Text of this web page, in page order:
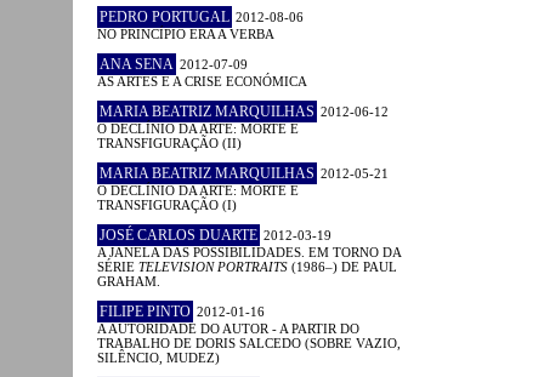
PEDRO PORTUGAL 2012-08-06
NO PRINCÍPIO ERA A VERBA
ANA SENA 2012-07-09
AS ARTES E A CRISE ECONÓMICA
MARIA BEATRIZ MARQUILHAS 2012-06-12
O DECLÍNIO DA ARTE: MORTE E
TRANSFIGURAÇÃO (II)
MARIA BEATRIZ MARQUILHAS 2012-05-21
O DECLÍNIO DA ARTE: MORTE E
TRANSFIGURAÇÃO (I)
JOSÉ CARLOS DUARTE 2012-03-19
A JANELA DAS POSSIBILIDADES. EM TORNO DA
SÉRIE TELEVISION PORTRAITS (1986–) DE PAUL
GRAHAM.
FILIPE PINTO 2012-01-16
A AUTORIDADE DO AUTOR - A PARTIR DO
TRABALHO DE DORIS SALCEDO (SOBRE VAZIO,
SILÊNCIO, MUDEZ)